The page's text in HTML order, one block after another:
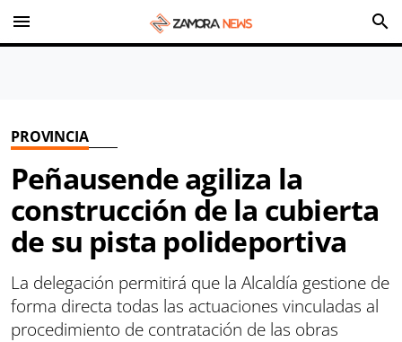
menu search
PROVINCIA
Peñausende agiliza la
construcción de la cubierta
de su pista polideportiva
La delegación permitirá que la Alcaldía gestione de
forma directa todas las actuaciones vinculadas al
procedimiento de contratación de las obras